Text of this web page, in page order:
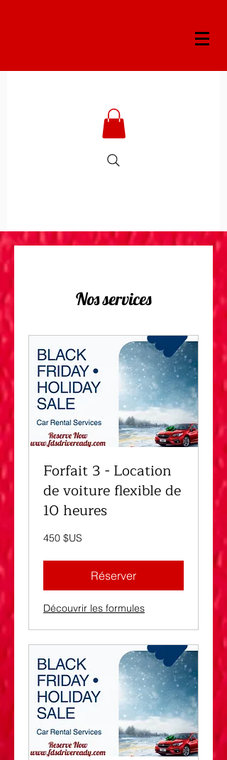
Nos services
Forfait 3 - Location
de voiture flexible de
10 heures
450
dollars
450 $US
Réserver
Découvrir les formules